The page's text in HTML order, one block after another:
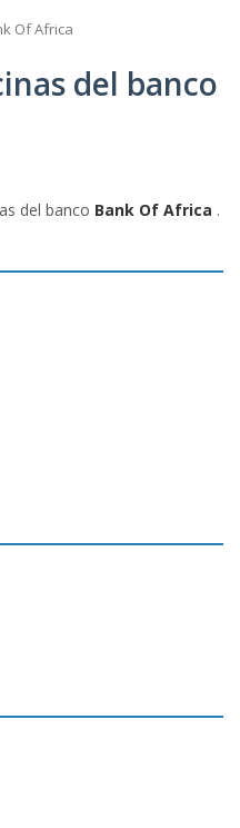
Of Africa
del banco
del banco Bank Of Africa .